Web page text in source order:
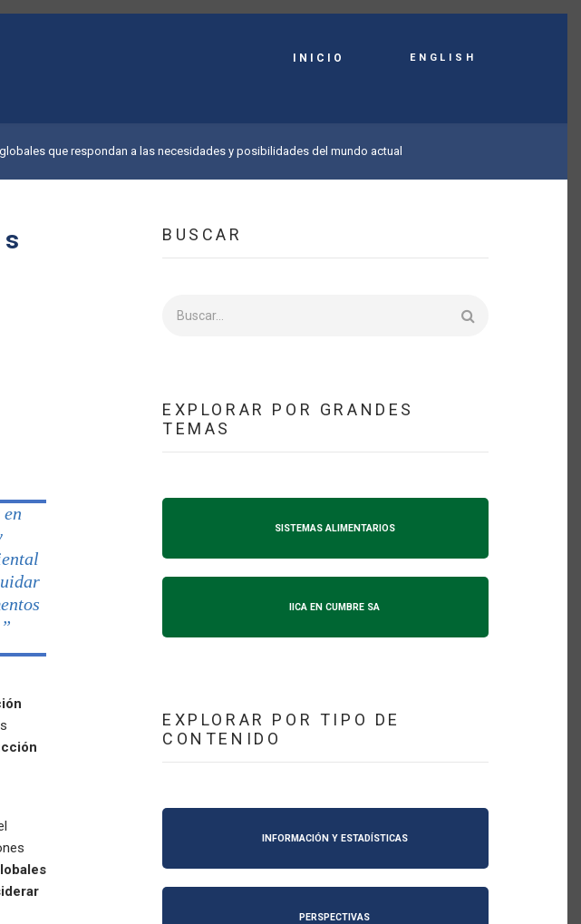
INICIO English
que respondan a las necesidades y posibilidades del mundo actual
BUSCAR
EXPLORAR POR GRANDES
TEMAS
SISTEMAS ALIMENTARIOS
IICA EN CUMBRE SA
EXPLORAR POR TIPO DE
CONTENIDO
INFORMACIÓN Y ESTADÍSTICAS
PERSPECTIVAS